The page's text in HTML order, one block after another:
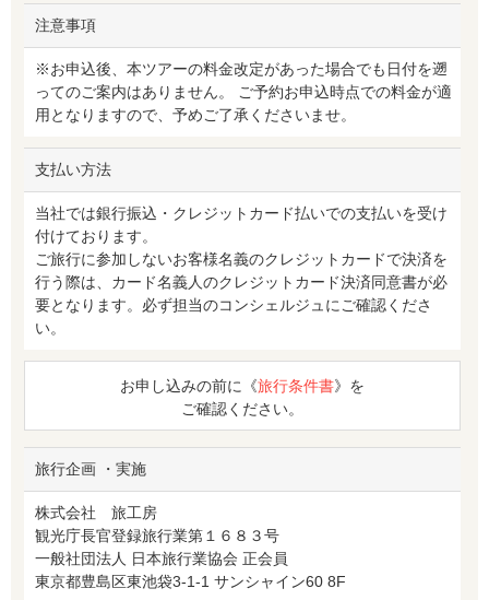
注意事項
※お申込後、本ツアーの料金改定があった場合でも日付を遡
ってのご案内はありません。 ご予約お申込時点での料金が適
用となりますので、予めご了承くださいませ。
支払い方法
当社では銀行振込・クレジットカード払いでの支払いを受け
付けております。
ご旅行に参加しないお客様名義のクレジットカードで決済を
行う際は、カード名義人のクレジットカード決済同意書が必
要となります。必ず担当のコンシェルジュにご確認くださ
い。
お申し込みの前に《旅行条件書》を
ご確認ください。
旅行企画 ・実施
株式会社 旅工房
観光庁長官登録旅行業第１６８３号
一般社団法人 日本旅行業協会 正会員
東京都豊島区東池袋3-1-1 サンシャイン60 8F